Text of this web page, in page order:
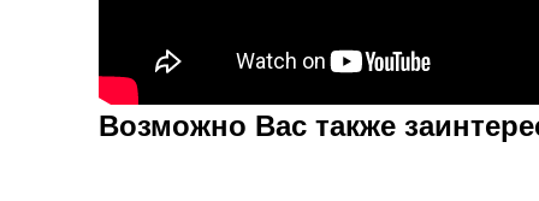
Возможно Вас также